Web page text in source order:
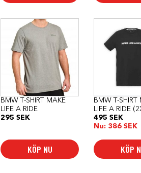
BMW T-SHIRT MAKE
LIFE A RIDE
295SEK
KÖP NU
produkten
har
flera
varianter.
olika
alternativen
kan
väljas
på
produktsidan
BMW T-SHIRT
LIFE A RIDE
495SEK
Nu: 386SEK
KÖP